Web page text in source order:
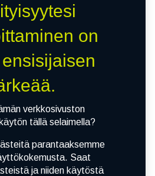
on
verkkosivuston
tällä selaimella?
parantaaksemme
Saat
ja niiden käytöstä